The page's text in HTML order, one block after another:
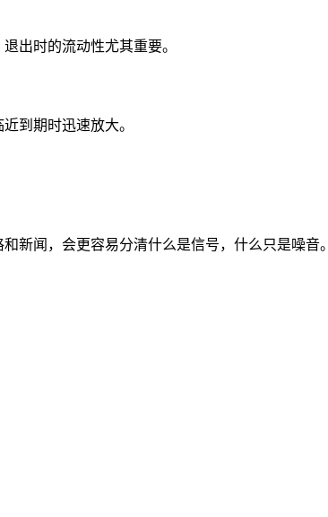
出时的流动性尤其重要。
到期时迅速放大。
新闻，会更容易分清什么是信号，什么只是噪音。